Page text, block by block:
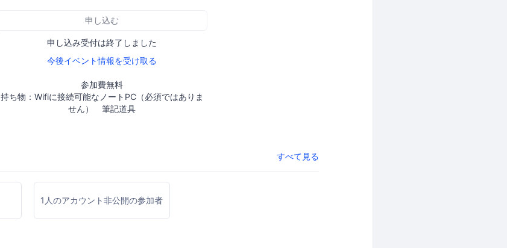
申し込む
申し込み受付は終了しました
今後イベント情報を受け取る
参加費無料
持ち物：Wifiに接続可能なノートPC（必須ではありま
せん） 筆記道具
すべて見る
1人のアカウント非公開の参加者